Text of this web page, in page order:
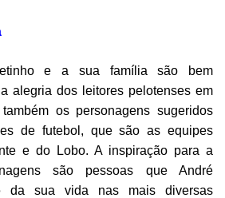
e a sua família são bem
alegria dos leitores pelotenses em
os personagens sugeridos
de futebol, que são as equipes
e do Lobo. A inspiração para a
são pessoas que André
da sua vida nas mais diversas